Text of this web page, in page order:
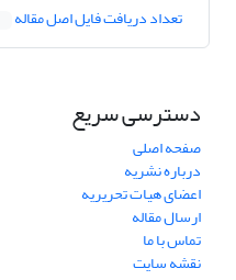
تعداد دریافت فایل اصل مقاله
دسترسی سریع
صفحه اصلی
درباره نشریه
اعضای هیات تحریریه
ارسال مقاله
تماس با ما
نقشه سایت